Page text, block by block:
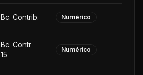
Bc. Contrib. Numérico
Bc. Contr
15
Numérico